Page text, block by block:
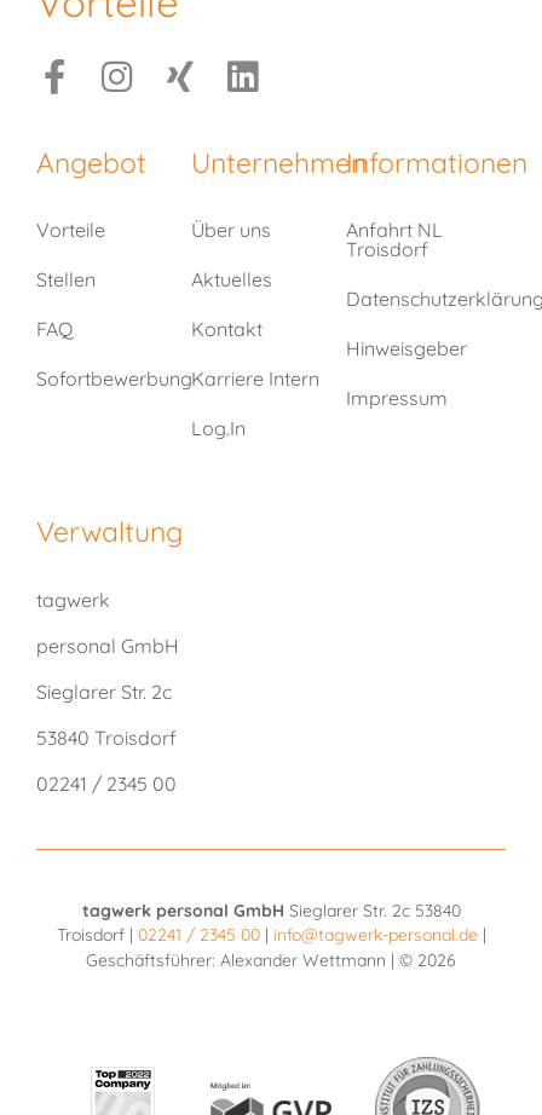
Angebot
Vorteile
Stellen
FAQ
Sofortbewerbung
Unternehmen
Über uns
Aktuelles
Kontakt
Karriere Intern
Log.In
Informationen
Anfahrt NL
Troisdorf
Hinweisgeber
Impressum
Verwaltung
tagwerk
personal GmbH
Sieglarer Str. 2c
53840 Troisdorf
02241 / 2345 00
tagwerk personal GmbH Sieglarer Str. 2c 53840
Troisdorf | 02241 / 2345 00 | info@tagwerk-personal.de|
Geschäftsführer: Alexander Wettmann | © 2026